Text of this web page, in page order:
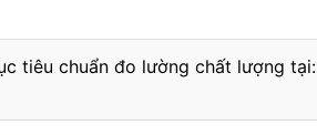
tiêu chuẩn đo lường chất lượng tại: